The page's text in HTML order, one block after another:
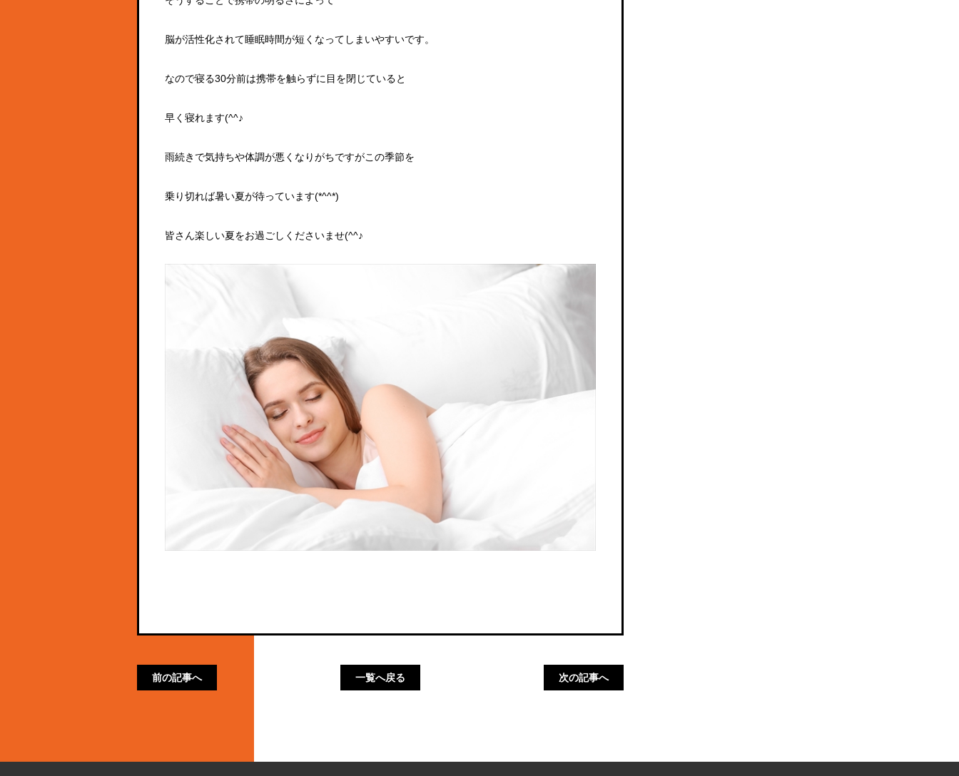
脳が活性化されて睡眠時間が短くなってしまいやすいです。
なので寝る30分前は携帯を触らずに目を閉じていると
早く寝れます(^^♪
雨続きで気持ちや体調が悪くなりがちですがこの季節を
乗り切れば暑い夏が待っています(*^^*)
皆さん楽しい夏をお過ごしくださいませ(^^♪
前の記事へ 一覧へ戻る 次の記事へ